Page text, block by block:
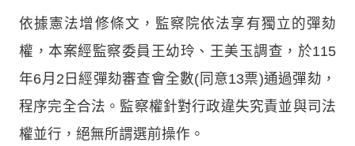
依據憲法增修條文，監察院依法享有獨立的彈劾
權，本案經監察委員王幼玲、王美玉調查，於115
年6月2日經彈劾審查會全數(同意13票)通過彈劾，
程序完全合法。監察權針對行政違失究責並與司法
權並行，絕無所謂選前操作。